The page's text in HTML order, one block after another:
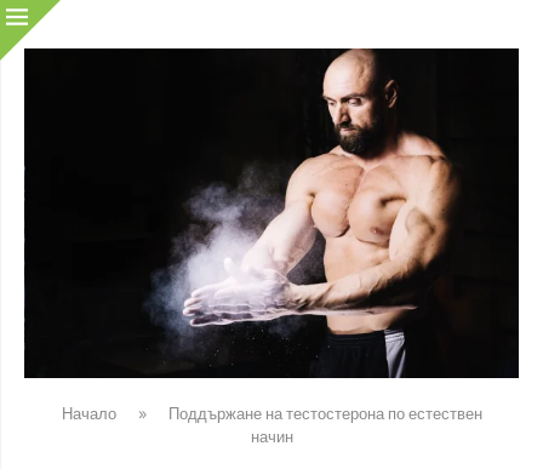
Начало »
Поддържане на тестостерона по естествен
начин